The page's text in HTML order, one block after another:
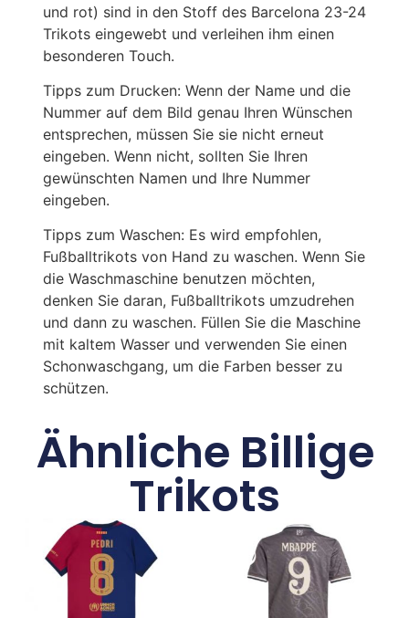
und rot) sind in den Stoff des Barcelona 23-24
Trikots eingewebt und verleihen ihm einen
besonderen Touch.
Tipps zum Drucken: Wenn der Name und die
Nummer auf dem Bild genau Ihren Wünschen
entsprechen, müssen Sie sie nicht erneut
eingeben. Wenn nicht, sollten Sie Ihren
gewünschten Namen und Ihre Nummer
eingeben.
Tipps zum Waschen: Es wird empfohlen,
Fußballtrikots von Hand zu waschen. Wenn Sie
die Waschmaschine benutzen möchten,
denken Sie daran, Fußballtrikots umzudrehen
und dann zu waschen. Füllen Sie die Maschine
mit kaltem Wasser und verwenden Sie einen
Schonwaschgang, um die Farben besser zu
schützen.
Ähnliche Billige
Trikots